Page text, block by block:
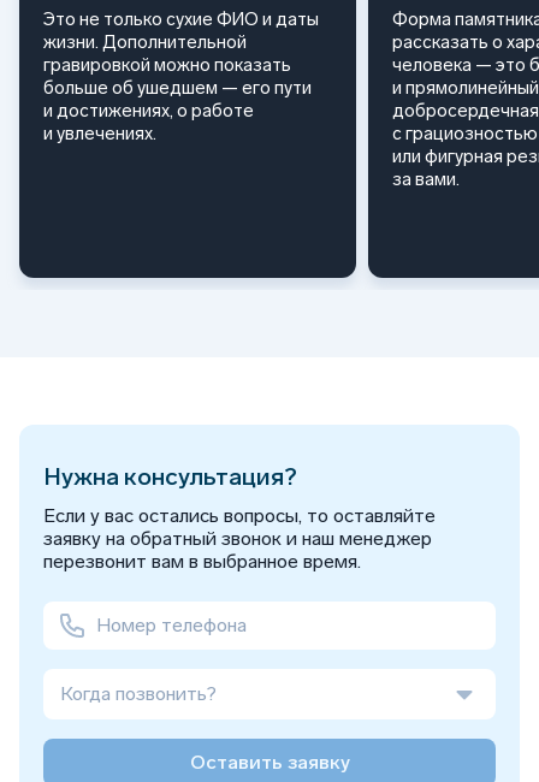
Это не только сухие ФИО и даты
жизни. Дополнительной
гравировкой можно показать
больше об ушедшем — его пути
и достижениях, о работе
и увлечениях.
Форма
рассказать о
человека — это
и
с
или фигурная
за вами.
Нужна консультация?
Если у вас остались вопросы, то оставляйте
заявку на обратный звонок и наш менеджер
перезвонит вам в выбранное время.
Когда позвонить?
Оставить заявку